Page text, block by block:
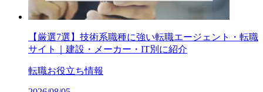
【厳選7選】技術系職種に強い転職エージェント・転職
サイト｜建設・メーカー・IT別に紹介
転職お役立ち情報